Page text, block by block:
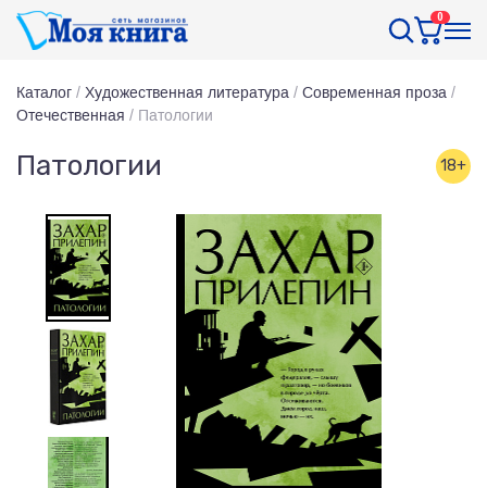
0
Каталог / Художественная литература / Современная проза /
Отечественная / Патологии
Патологии 18+